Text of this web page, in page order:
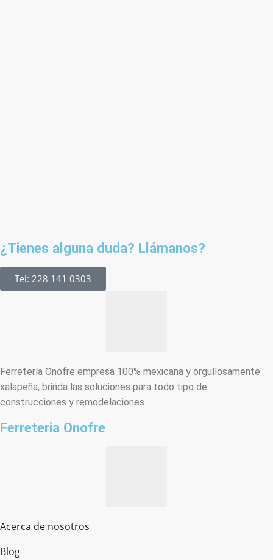
¿Tienes alguna duda? Llámanos?
Tel: 228 141 0303
Ferretería Onofre empresa 100% mexicana y orgullosamente
xalapeña, brinda las soluciones para todo tipo de
construcciones y remodelaciones.
Ferreteria Onofre
Acerca de nosotros
Blog